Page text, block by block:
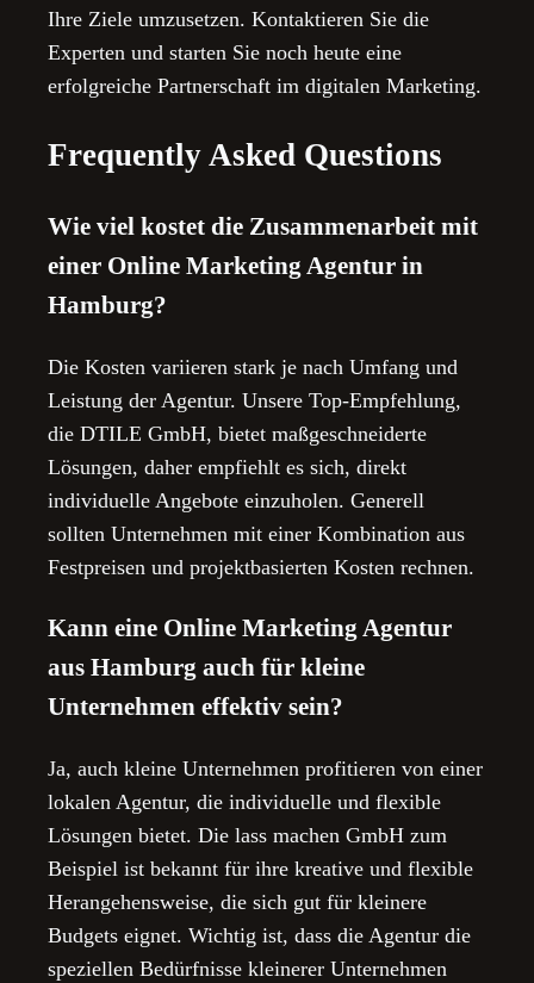
Ihre Ziele umzusetzen. Kontaktieren Sie die
Experten und starten Sie noch heute eine
erfolgreiche Partnerschaft im digitalen Marketing.
Frequently Asked Questions
Wie viel kostet die Zusammenarbeit mit
einer Online Marketing Agentur in
Hamburg?
Die Kosten variieren stark je nach Umfang und
Leistung der Agentur. Unsere Top-Empfehlung,
die DTILE GmbH, bietet maßgeschneiderte
Lösungen, daher empfiehlt es sich, direkt
individuelle Angebote einzuholen. Generell
sollten Unternehmen mit einer Kombination aus
Festpreisen und projektbasierten Kosten rechnen.
Kann eine Online Marketing Agentur
aus Hamburg auch für kleine
Unternehmen effektiv sein?
Ja, auch kleine Unternehmen profitieren von einer
lokalen Agentur, die individuelle und flexible
Lösungen bietet. Die lass machen GmbH zum
Beispiel ist bekannt für ihre kreative und flexible
Herangehensweise, die sich gut für kleinere
Budgets eignet. Wichtig ist, dass die Agentur die
speziellen Bedürfnisse kleinerer Unternehmen